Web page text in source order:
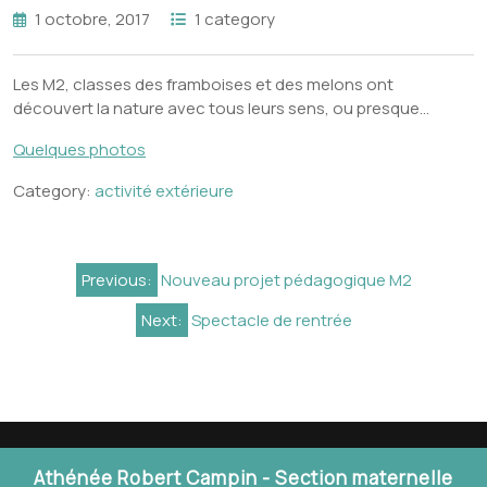
1 octobre, 2017 1 category
Les M2, classes des framboises et des melons ont
découvert la nature avec tous leurs sens, ou presque…
Quelques photos
Category: activité extérieure
NavigationPrevious: Nouveau projet pédagogique M2
Next: Spectacle de rentrée
Athénée Robert Campin - Section maternelle